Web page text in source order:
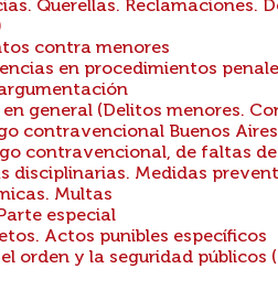
Querellas. Reclamaciones.
contra menores
en procedimientos
general (Delitos menores.
contravencional Buenos Aires
contravencional, de faltas
disciplinarias. Medidas
Multas
especial
Actos punibles específicos
orden y la seguridad públicos